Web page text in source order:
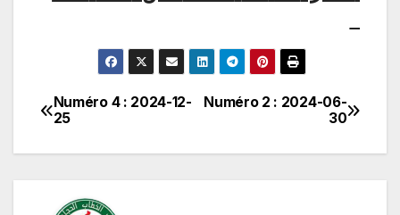
Post
navigation
Numéro 2 : 2024-06-
30
Numéro 4 : 2024-12-
25